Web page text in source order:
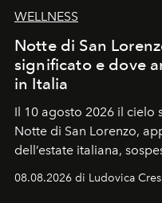
WELLNESS
Notte di San
significato e dove
in Italia
Il 10 agosto 2026 il cielo
Notte di San Lorenzo,
dell’estate italiana,
celeste per seguire il
08.08.2026 di Ludovica